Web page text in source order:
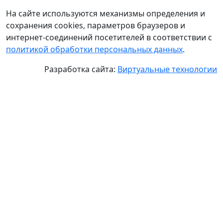
На сайте используются механизмы определения и
сохранения cookies, параметров браузеров и
интернет-соединений посетителей в соответствии с
политикой обработки персональных данных.
Разработка сайта: Виртуальные технологии